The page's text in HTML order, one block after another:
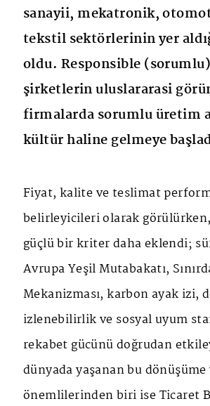
sanayii, mekatronik,
tekstil sektörlerinin yer
oldu. Responsible
şirketlerin uluslararasi
firmalarda sorumlu üretim
kültür haline gelmeye
Fiyat, kalite ve teslimat
belirleyicileri olarak
güçlü bir kriter daha eklendi;
Avrupa Yeşil Mutabakatı,
Mekanizması, karbon ayak
izlenebilirlik ve sosyal uyum
rekabet gücünü doğrudan
dünyada yaşanan bu
önemlilerinden biri ise Ticaret